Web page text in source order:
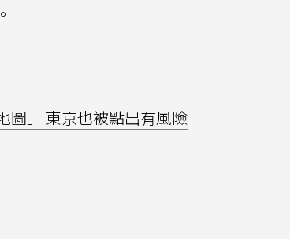
圖」 東京也被點出有風險